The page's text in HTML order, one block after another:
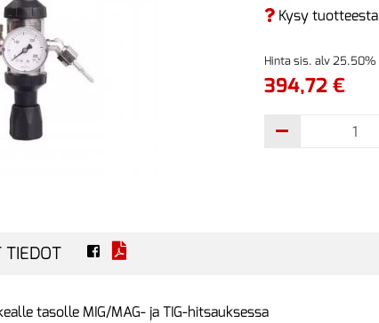
Kysy tuotteesta
Hinta sis. alv 25.50%
394,72 €
TIEDOT
tasolle MIG/MAG- ja TIG-hitsauksessa